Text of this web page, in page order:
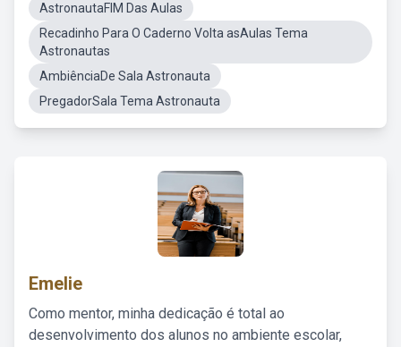
AstronautaFIM Das Aulas
Recadinho Para O Caderno Volta asAulas Tema
Astronautas
AmbiênciaDe Sala Astronauta
PregadorSala Tema Astronauta
Emelie
Como mentor, minha dedicação é total ao
desenvolvimento dos alunos no ambiente escolar,